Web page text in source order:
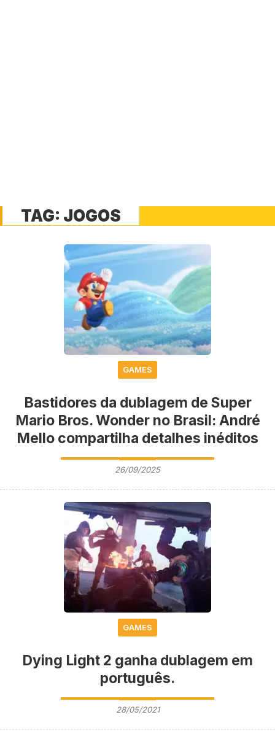
TAG: JOGOS
GAMES
Bastidores da dublagem de Super
Mario Bros. Wonder no Brasil: André
Mello compartilha detalhes inéditos
26/09/2025
GAMES
Dying Light 2 ganha dublagem em
português.
28/05/2021